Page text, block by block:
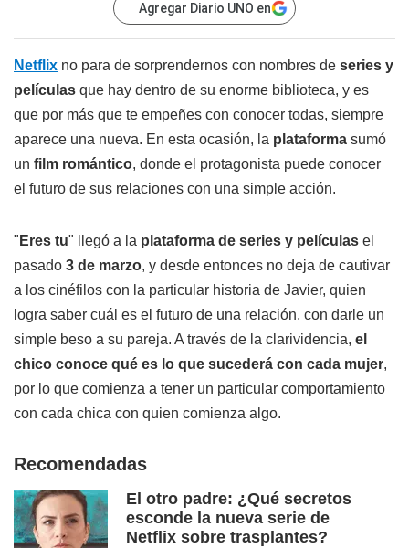
Agregar Diario UNO en
Netflix no para de sorprendernos con nombres de series y
películas que hay dentro de su enorme biblioteca, y es
que por más que te empeñes con conocer todas, siempre
aparece una nueva. En esta ocasión, la plataforma sumó
un film romántico, donde el protagonista puede conocer
el futuro de sus relaciones con una simple acción.
" Eres tu" llegó a la plataforma de series y películas el
pasado 3 de marzo, y desde entonces no deja de cautivar
a los cinéfilos con la particular historia de Javier, quien
logra saber cuál es el futuro de una relación, con darle un
simple beso a su pareja. A través de la clarividencia, el
chico conoce qué es lo que sucederá con cada mujer,
por lo que comienza a tener un particular comportamiento
con cada chica con quien comienza algo.
Recomendadas
El otro padre: ¿Qué secretos
esconde la nueva serie de
Netflix sobre trasplantes?